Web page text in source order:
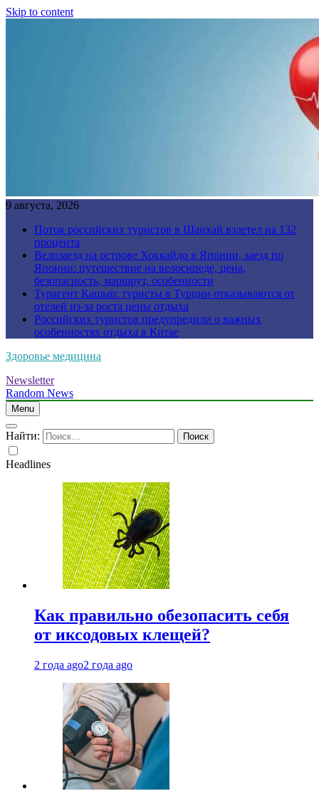
Skip to content
9 августа, 2026
Поток российских туристов в Шанхай взлетел на 132
процента
Велозаезд на острове Хоккайдо в Японии, заезд по
Японии: путешествие на велосипеде, цена,
безопасность, маршрут, особенности
Турагент Кашыр: туристы в Турции отказываются от
отелей из-за роста цены отдыха
Российских туристов предупредили о важных
особенностях отдыха в Китае
Здоровье медицина
Newsletter
Random News
Menu
Найти:
Headlines
Как правильно обезопасить себя
от иксодовых клещей?
2 года ago2 года ago